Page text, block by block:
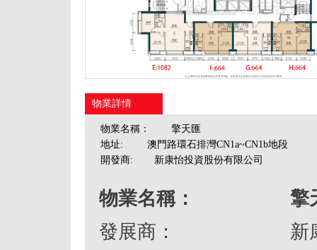
物業詳情
物業名稱：
擎天匯
地址:
澳門路環石排灣CN1a~CN1b地段
開發商:
新康怡投資股份有限公司
物業名稱：
擎
發展商：
新